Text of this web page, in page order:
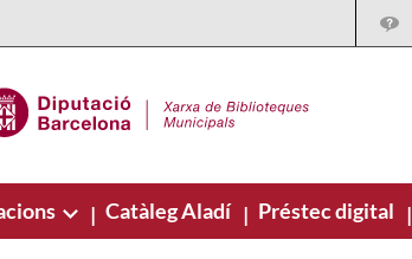
| Catàleg Aladí | Préstec digital |